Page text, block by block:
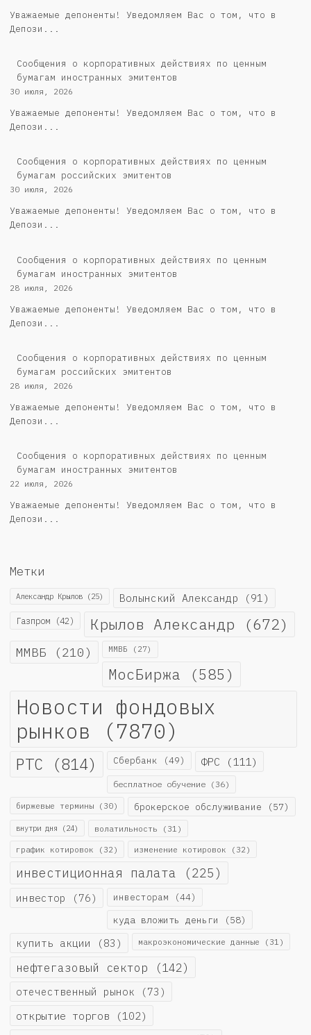
Уважаемые депоненты! Уведомляем Вас о том, что в
Депози...
Сообщения о корпоративных действиях по ценным
бумагам иностранных эмитентов
30 июля, 2026
Уважаемые депоненты! Уведомляем Вас о том, что в
Депози...
Cообщения о корпоративных действиях по ценным
бумагам российских эмитентов
30 июля, 2026
Уважаемые депоненты! Уведомляем Вас о том, что в
Депози...
Сообщения о корпоративных действиях по ценным
бумагам иностранных эмитентов
28 июля, 2026
Уважаемые депоненты! Уведомляем Вас о том, что в
Депози...
Cообщения о корпоративных действиях по ценным
бумагам российских эмитентов
28 июля, 2026
Уважаемые депоненты! Уведомляем Вас о том, что в
Депози...
Сообщения о корпоративных действиях по ценным
бумагам иностранных эмитентов
22 июля, 2026
Уважаемые депоненты! Уведомляем Вас о том, что в
Депози...
Метки
Александр Крылов (25) Волынский Александр (91)
Газпром (42) Крылов Александр (672)
ММВБ (210) ММВБ (27)
МосБиржа (585)
Новости фондовых
рынков (7870)
РТС (814) Сбербанк (49) ФРС (111)
бесплатное обучение (36)
биржевые термины (30) брокерское обслуживание (57)
внутри дня (24) волатильность (31)
график котировок (32) изменение котировок (32)
инвестиционная палата (225)
инвестор (76) инвесторам (44)
куда вложить деньги (58)
купить акции (83) макроэкономические данные (31)
нефтегазовый сектор (142)
отечественный рынок (73)
открытие торгов (102)